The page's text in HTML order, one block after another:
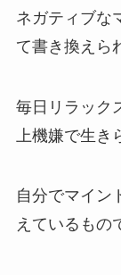
ネガティブな
て書き換えら
毎日リラック
上機嫌で生き
自分でマイン
えているもの